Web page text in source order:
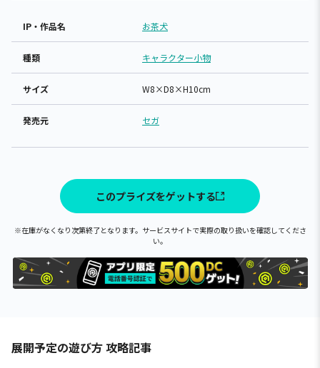
IP・作品名 お茶犬
種類 キャラクター小物
サイズ W8×D8×H10cm
発売元 セガ
このプライズをゲットする
※在庫がなくなり次第終了となります。サービスサイトで実際の取り扱いを確認してくださ
い。
展開予定の遊び方 攻略記事